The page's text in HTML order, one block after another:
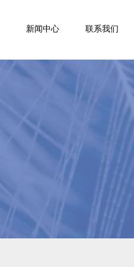
新闻中心 联系我们